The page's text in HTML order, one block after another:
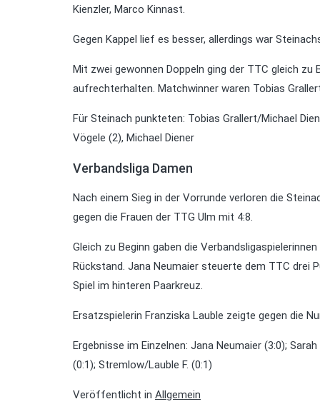
Kienzler, Marco Kinnast.
Gegen Kappel lief es besser, allerdings war
Mit zwei gewonnen Doppeln ging der TTC gleich zu
aufrechterhalten. Matchwinner waren Tobias
Für Steinach punkteten: Tobias Grallert/Michael
Vögele (2), Michael Diener
Verbandsliga Damen
Nach einem Sieg in der Vorrunde verloren die
gegen die Frauen der TTG Ulm mit 4:8.
Gleich zu Beginn gaben die
Rückstand. Jana Neumaier steuerte dem TTC drei
Spiel im hinteren Paarkreuz.
Ersatzspielerin Franziska Lauble zeigte gegen die
Ergebnisse im Einzelnen: Jana Neumaier (3:0);
(0:1); Stremlow/Lauble F. (0:1)
Veröffentlicht in Allgemein